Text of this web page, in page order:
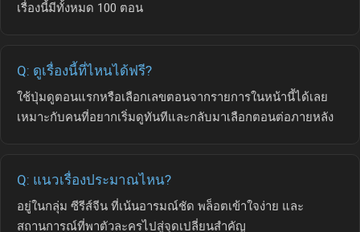
เรื่องนี้มีทั้งหมด 100 ตอน
Q: ดูเรื่องนี้ที่ไหนได้ฟรี?
ใช้ปุ่มดูตอนแรกหรือเลือกเลขตอนจากรายการในหน้านี้ได้เลย
เหมาะกับคนที่อยากเริ่มดูทันทีและกลับมาเลือกตอนต่อภายหลัง
Q: แนวเรื่องประมาณไหน?
อยู่ในกลุ่ม ซีรีส์จีน ที่เน้นอารมณ์ชัด พล็อตเข้าใจง่าย และ
สถานการณ์ที่พาตัวละครไปสู่จุดเปลี่ยนสำคัญ